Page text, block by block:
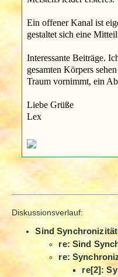
Ein offener Kanal ist
gestaltet sich eine
Interessante Beiträge.
gesamten Körpers
Traum vornimmt, ein
Liebe Grüße
Lex
Diskussionsverlauf:
Sind
re: Sind
re:
re[2]: